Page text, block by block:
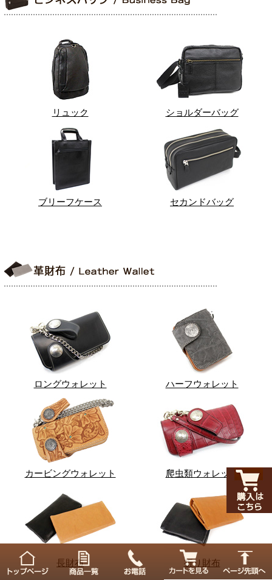
リュック ショルダーバッグ
ブリーフケース セカンドバッグ
ロングウォレット ハーフウォレット
カービングウォレット 爬虫類ウォレット
長財布 折り財布